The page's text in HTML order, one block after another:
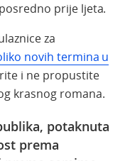
prije ljeta.
za
novih termina u
i ne propustite
krasnog romana.
potaknuta
prema